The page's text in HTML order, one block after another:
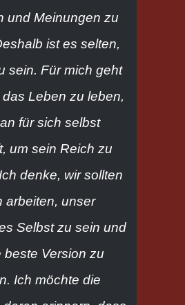
und Meinungen zu
ist es selten,
sein. Für mich geht
Leben zu leben,
für sich selbst
um sein Reich zu
denke, wir sollten
arbeiten, unser
Selbst zu sein und
beste Version zu
Ich möchte die